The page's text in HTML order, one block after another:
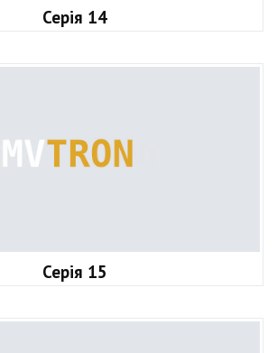
Серія 14
Серія 15